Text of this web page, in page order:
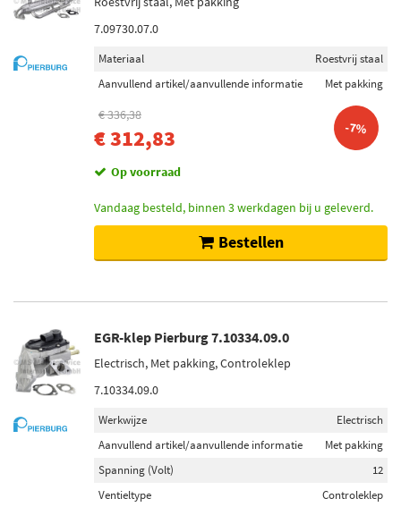
7.09730.07.0
Materiaal
Roestvrij staal
Aanvullend artikel/aanvullende informatie
Met pakking
€ 336,38
€ 312,83 -7%
Op voorraad
Vandaag besteld, binnen 3 werkdagen bij u geleverd.
Bestellen
EGR-klep Pierburg 7.10334.09.0
Electrisch, Met pakking, Controleklep
7.10334.09.0
Werkwijze
Electrisch
Aanvullend artikel/aanvullende informatie
Met pakking
Spanning (Volt)
12
Ventieltype
Controleklep